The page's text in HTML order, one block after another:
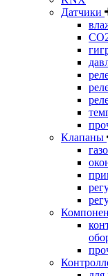
Датчики
Клапаны